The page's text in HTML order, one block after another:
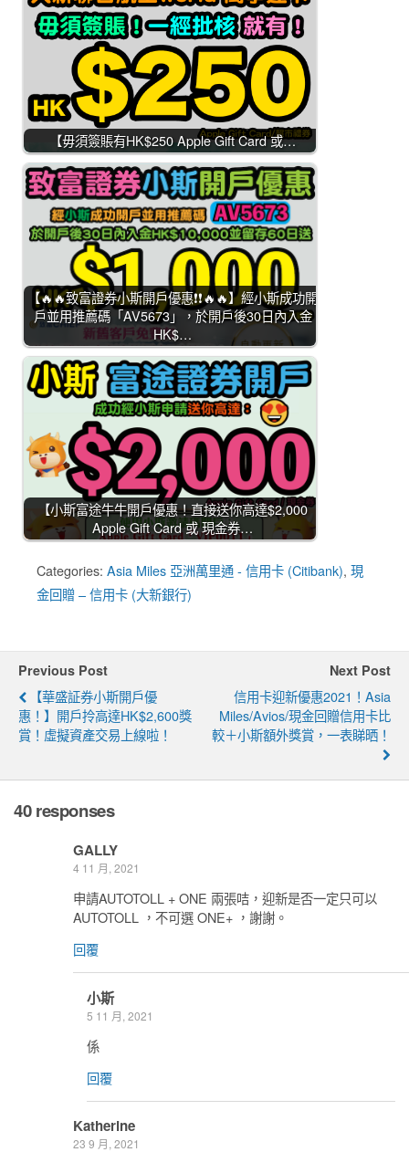
【毋須簽賬有HK$250 Apple Gift Card 或…
【🔥🔥致富證券小斯開戶優惠❗❗🔥🔥】經小斯成功開
戶並用推薦碼「AV5673」，於開戶後30日內入金
HK$…
【小斯富途牛牛開戶優惠！直接送你高達$2,000
Apple Gift Card 或 現金券…
Categories: Asia Miles 亞洲萬里通 - 信用卡 (Citibank), 現
金回贈 – 信用卡 (大新銀行)
Previous Post
【華盛証券小斯開戶優
惠！】開戶拎高達HK$2,600獎
賞！虛擬資產交易上線啦！
Next Post
信用卡迎新優惠2021！Asia
Miles/Avios/現金回贈信用卡比
較＋小斯額外獎賞，一表睇晒！
40 responses
GALLY
4 11 月, 2021
申請AUTOTOLL + ONE 兩張咭，迎新是否一定只可以
AUTOTOLL ，不可選 ONE+ ，謝謝。
回覆
小斯
5 11 月, 2021
係
回覆
Katherine
23 9 月, 2021